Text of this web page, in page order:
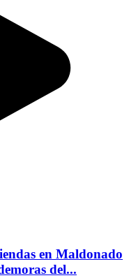
en Maldonado
del...